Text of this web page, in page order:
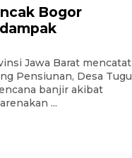
Bogor
Jawa Barat mencatat
Pensiunan, Desa Tugu
banjir akibat
...